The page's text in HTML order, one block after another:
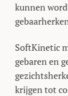
kunnen
SoftKinetic
gebaren en
krijgen tot